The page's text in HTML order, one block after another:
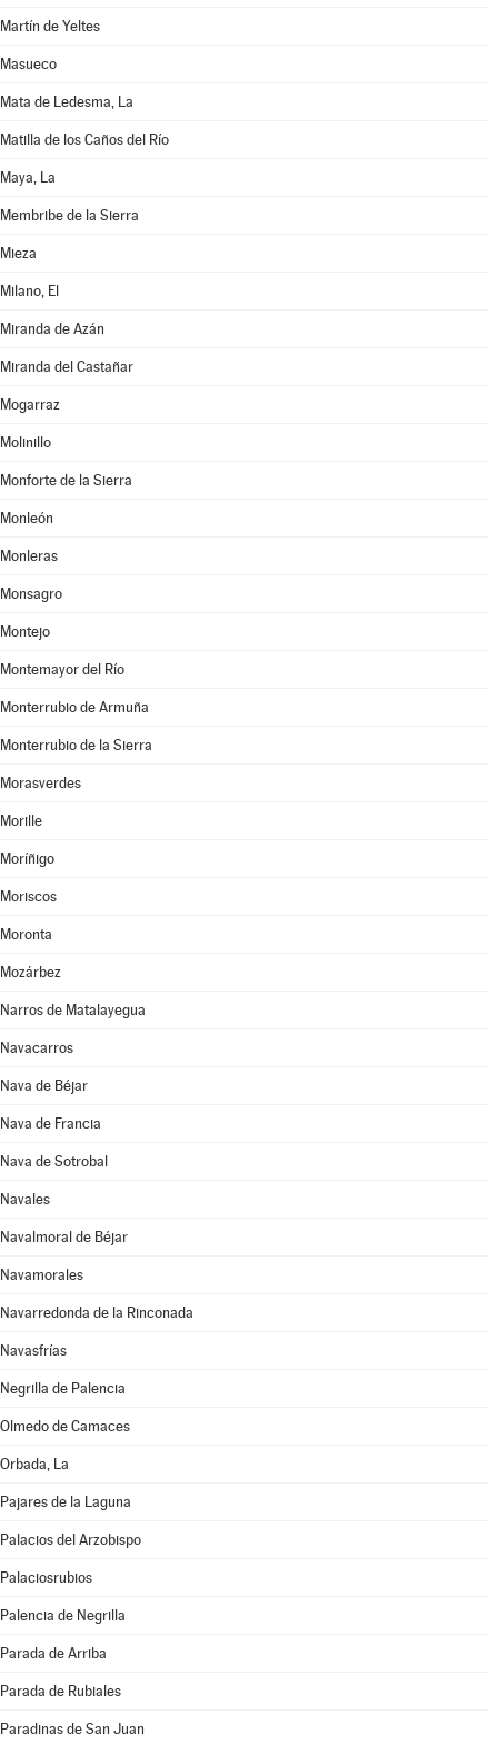
Martín de Yeltes
Masueco
Mata de Ledesma, La
Matilla de los Caños del Río
Maya, La
Membribe de la Sierra
Mieza
Milano, El
Miranda de Azán
Miranda del Castañar
Mogarraz
Molinillo
Monforte de la Sierra
Monleón
Monleras
Monsagro
Montejo
Montemayor del Río
Monterrubio de Armuña
Monterrubio de la Sierra
Morasverdes
Morille
Moríñigo
Moriscos
Moronta
Mozárbez
Narros de Matalayegua
Navacarros
Nava de Béjar
Nava de Francia
Nava de Sotrobal
Navales
Navalmoral de Béjar
Navamorales
Navarredonda de la Rinconada
Navasfrías
Negrilla de Palencia
Olmedo de Camaces
Orbada, La
Pajares de la Laguna
Palacios del Arzobispo
Palaciosrubios
Palencia de Negrilla
Parada de Arriba
Parada de Rubiales
Paradinas de San Juan